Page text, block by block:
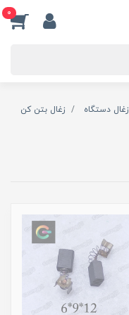
0
زغال دستگاه
زغال بتن کن